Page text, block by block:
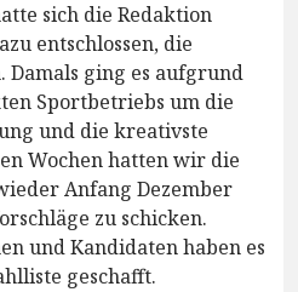
sich die Redaktion
entschlossen, die
Damals ging es aufgrund
Sportbetriebs um die
und die kreativste
Wochen hatten wir die
Anfang Dezember
zu schicken.
und Kandidaten haben es
geschafft.